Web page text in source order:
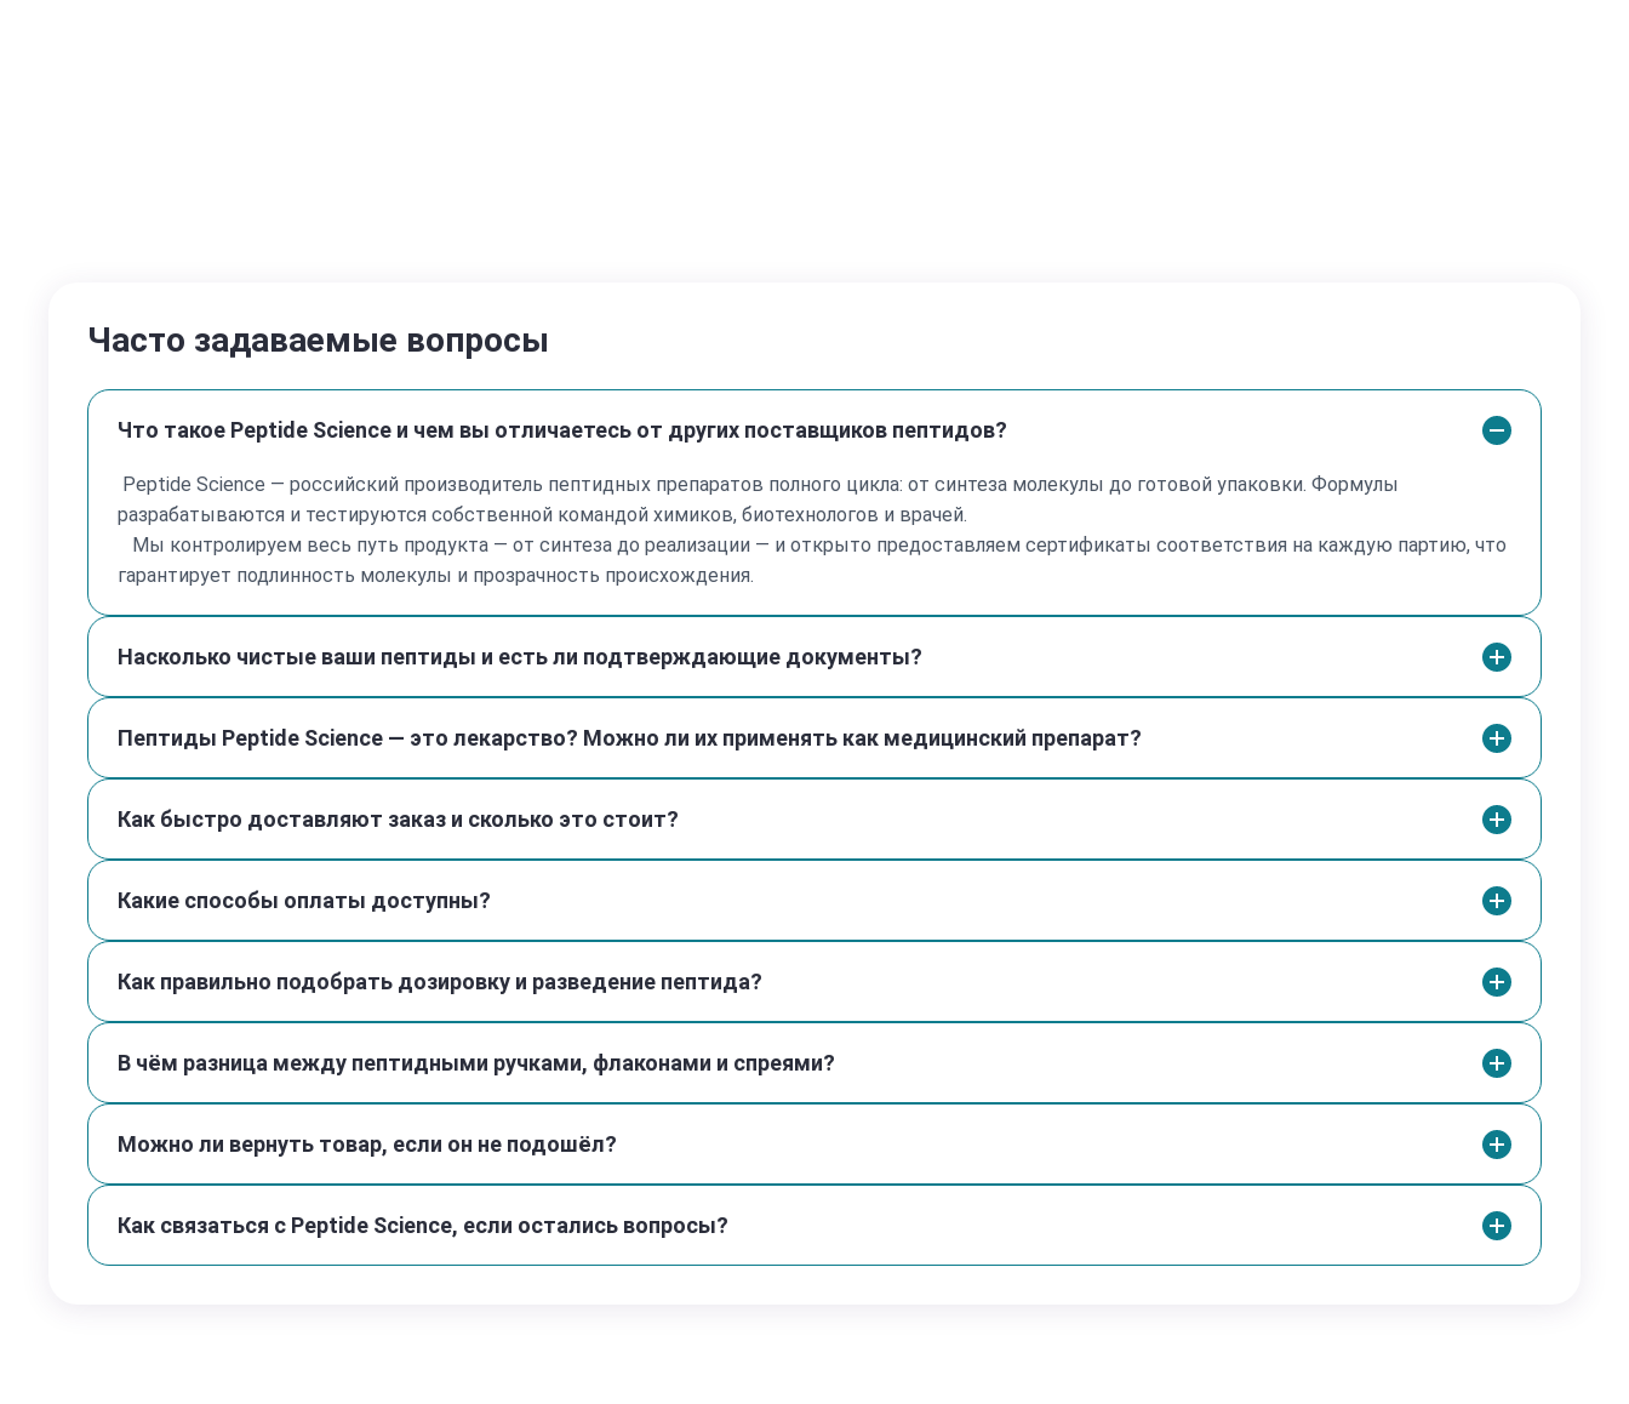
Часто задаваемые вопросы
Что такое Peptide Science и чем вы отличаетесь от других поставщиков пептидов?
Peptide Science — российский производитель пептидных препаратов полного цикла: от синтеза молекулы до готовой упаковки. Формулы
разрабатываются и тестируются собственной командой химиков, биотехнологов и врачей.
Мы контролируем весь путь продукта — от синтеза до реализации — и открыто предоставляем сертификаты соответствия на каждую партию, что
гарантирует подлинность молекулы и прозрачность происхождения.
Насколько чистые ваши пептиды и есть ли подтверждающие документы?
Пептиды Peptide Science — это лекарство? Можно ли их применять как медицинский препарат?
Как быстро доставляют заказ и сколько это стоит?
Какие способы оплаты доступны?
Как правильно подобрать дозировку и разведение пептида?
В чём разница между пептидными ручками, флаконами и спреями?
Можно ли вернуть товар, если он не подошёл?
Как связаться с Peptide Science, если остались вопросы?